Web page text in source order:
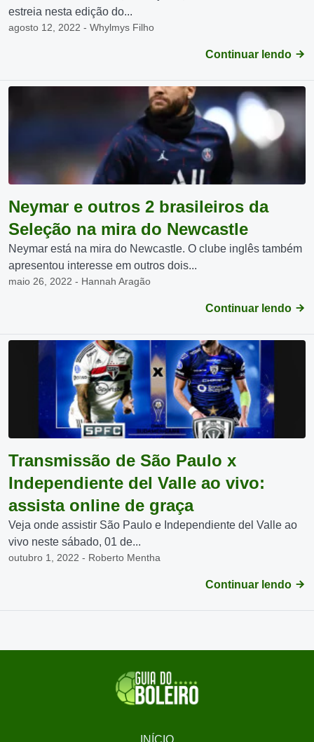
estreia nesta edição do...
agosto 12, 2022 - Whylmys Filho
Continuar lendo
Neymar e outros 2 brasileiros da
Seleção na mira do Newcastle
Neymar está na mira do Newcastle. O clube inglês também
apresentou interesse em outros dois...
maio 26, 2022 - Hannah Aragão
Continuar lendo
Transmissão de São Paulo x
Independiente del Valle ao vivo:
assista online de graça
Veja onde assistir São Paulo e Independiente del Valle ao
vivo neste sábado, 01 de...
outubro 1, 2022 - Roberto Mentha
Continuar lendo
INÍCIO